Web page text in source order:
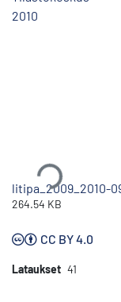
2010
litipa_2009_2010-
264.54 KB
CC BY 4.0
Lataukset 41